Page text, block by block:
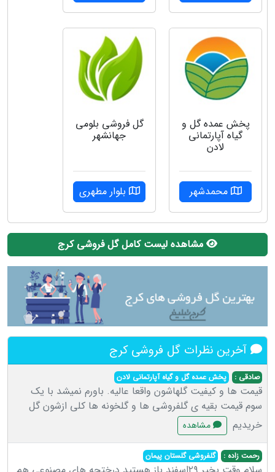
پخش عمده گل و
گیاه آپارتمانی
لادن
محمدشهر
گل فروشی بلومی
جهانشهر
بلوار مطهری
مشاهده لیست کامل گل فروشی کرج
آخرین نظرات گل فروشی کرج
صادقی : پخش عمده گل و گیاه آپارتمانی لادن
قیمت ها و کیفیت گلهاشون واقعا عالیه. باورم نمیشد با یک
سوم قیمت بقیه ی گلفروشی ها و گلخونه ها کلی ازشون گل
خریدیم
مشاهده
رحمت زاده : گلفروشی گلستان پیمان